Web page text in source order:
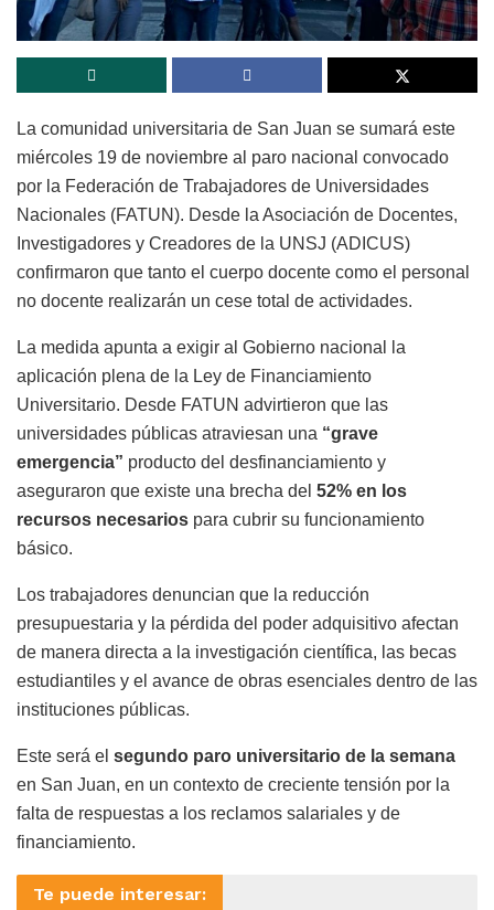
La comunidad universitaria de San Juan se sumará este
miércoles 19 de noviembre al paro nacional convocado
por la Federación de Trabajadores de Universidades
Nacionales (FATUN). Desde la Asociación de Docentes,
Investigadores y Creadores de la UNSJ (ADICUS)
confirmaron que tanto el cuerpo docente como el personal
no docente realizarán un cese total de actividades.
La medida apunta a exigir al Gobierno nacional la
aplicación plena de la Ley de Financiamiento
Universitario. Desde FATUN advirtieron que las
universidades públicas atraviesan una “grave
emergencia” producto del desfinanciamiento y
aseguraron que existe una brecha del 52% en los
recursos necesarios para cubrir su funcionamiento
básico.
Los trabajadores denuncian que la reducción
presupuestaria y la pérdida del poder adquisitivo afectan
de manera directa a la investigación científica, las becas
estudiantiles y el avance de obras esenciales dentro de las
instituciones públicas.
Este será el segundo paro universitario de la semana
en San Juan, en un contexto de creciente tensión por la
falta de respuestas a los reclamos salariales y de
financiamiento.
Te puede interesar: